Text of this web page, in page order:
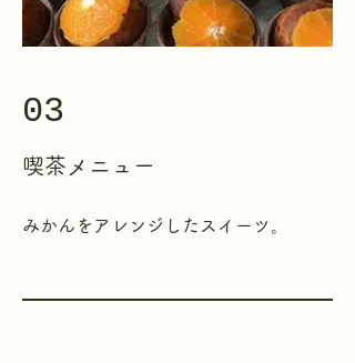
03
喫茶 メニュー
​みかんをアレンジしたスイーツ。